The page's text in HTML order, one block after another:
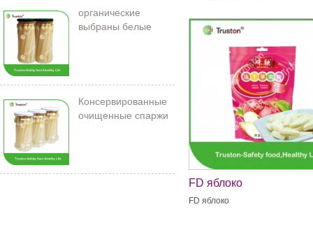
органические
выбраны белые
Консервированные
очищенные спаржи
FD яблоко
FD яблоко